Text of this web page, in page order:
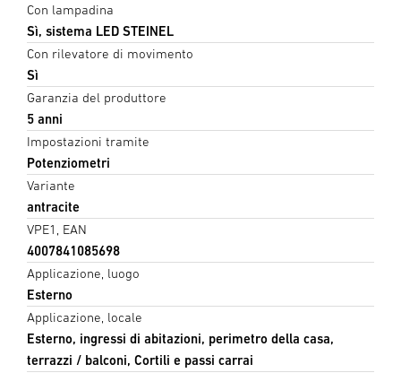
Con lampadina
Sì, sistema LED STEINEL
Con rilevatore di movimento
Sì
Garanzia del produttore
5 anni
Impostazioni tramite
Potenziometri
Variante
antracite
VPE1, EAN
4007841085698
Applicazione, luogo
Esterno
Applicazione, locale
Esterno, ingressi di abitazioni, perimetro della casa,
terrazzi / balconi, Cortili e passi carrai